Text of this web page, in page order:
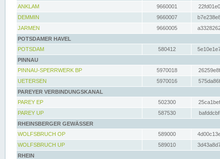
ANKLAM
9660001
DEMMIN
9660007
JARMEN
9660005
POTSDAMER HAVEL
POTSDAM
580412
PINNAU
PINNAU-SPERRWERK BP
5970018
UETERSEN
5970016
PAREYER VERBINDUNGSKANAL
PAREY EP
502300
PAREY UP
587530
RHEINSBERGER GEWÄSSER
WOLFSBRUCH OP
589000
WOLFSBRUCH UP
589010
RHEIN